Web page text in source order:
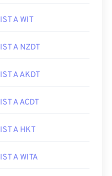
IST A WIT
IST A NZDT
IST A AKDT
IST A ACDT
IST A HKT
IST A WITA